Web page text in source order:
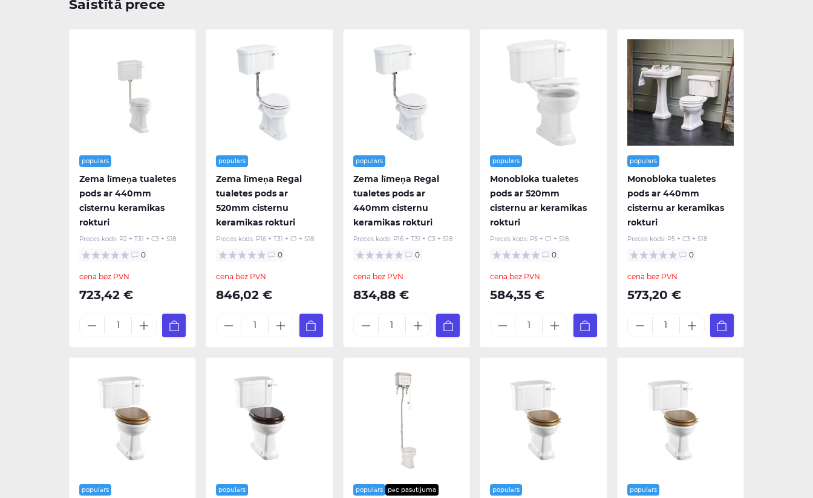
Saistītā prece
populārs
Zema līmeņa tualetes
pods ar 440mm
cisternu keramikas
rokturi
Preces kods: P2 + T31 + C3 + S18
0
cena bez PVN
723,42 €
populārs
Zema līmeņa Regal
tualetes pods ar
520mm cisternu
keramikas rokturi
Preces kods: P16 + T31 + C1 + S18
0
cena bez PVN
846,02 €
populārs
Zema līmeņa Regal
tualetes pods ar
440mm cisternu
keramikas rokturi
Preces kods: P16 + T31 + C3 + S18
0
cena bez PVN
834,88 €
populārs
Monobloka tualetes
pods ar 520mm
cisternu ar keramikas
rokturi
Preces kods: P5 + C1 + S18
0
cena bez PVN
584,35 €
populārs
Monobloka tualetes
pods ar 440mm
cisternu ar keramikas
rokturi
Preces kods: P5 + C3 + S18
0
cena bez PVN
573,20 €
populārs populārs populārs pēc pasūtījuma populārs populārs